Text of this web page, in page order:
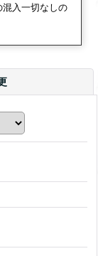
入一切なしの